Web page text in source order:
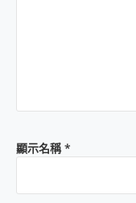
顯示名稱*